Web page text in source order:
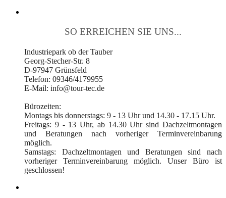
SO ERREICHEN SIE UNS...
Industriepark ob der Tauber
Georg-Stecher-Str. 8
D-97947 Grünsfeld
Telefon: 09346/4179955
E-Mail: info@tour-tec.de
Bürozeiten:
Montags bis donnerstags: 9 - 13 Uhr und 14.30 - 17.15 Uhr.
Freitags: 9 - 13 Uhr, ab 14.30 Uhr sind Dachzeltmontagen
und Beratungen nach vorheriger Terminvereinbarung
möglich.
Samstags: Dachzeltmontagen und Beratungen sind nach
vorheriger Terminvereinbarung möglich. Unser Büro ist
geschlossen!